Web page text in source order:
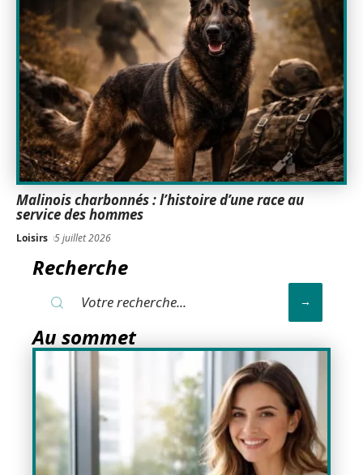
Malinois charbonnés : l’histoire d’une race au
service des hommes
Loisirs 5 juillet 2026
Recherche
Au sommet